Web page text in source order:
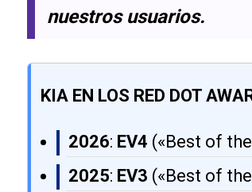
nuestros usuarios.
KIA EN LOS RED DOT
2026: EV4 («Best of the
2025: EV3 («Best of